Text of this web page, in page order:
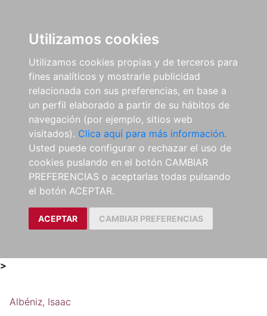
Utilizamos cookies
Utilizamos cookies propias y de terceros para
fines analíticos y mostrarle publicidad
relacionada con sus preferencias, en base a
un perfil elaborado a partir de su hábitos de
navegación (por ejemplo, sitios web
visitados). Clica aquí para más información.
Usted puede configurar o rechazar el uso de
cookies puslando en el botón CAMBIAR
PREFERENCIAS o aceptarlas todas pulsando
el botón ACEPTAR.
ACEPTAR CAMBIAR PREFERENCIAS
>
Albéniz, Isaac